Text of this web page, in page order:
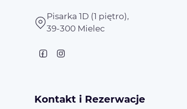
Pisarka 1D (1 piętro),
39-300 Mielec
Kontakt i Rezerwacje